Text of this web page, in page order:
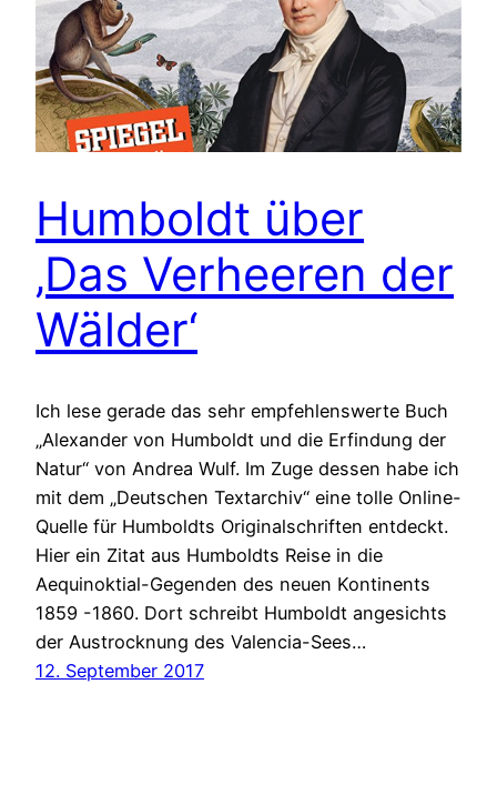
Humboldt über
‚Das Verheeren der
Wälder‘
Ich lese gerade das sehr empfehlenswerte Buch
„Alexander von Humboldt und die Erfindung der
Natur“ von Andrea Wulf. Im Zuge dessen habe ich
mit dem „Deutschen Textarchiv“ eine tolle Online-
Quelle für Humboldts Originalschriften entdeckt.
Hier ein Zitat aus Humboldts Reise in die
Aequinoktial-Gegenden des neuen Kontinents
1859 -1860. Dort schreibt Humboldt angesichts
der Austrocknung des Valencia-Sees…
12. September 2017